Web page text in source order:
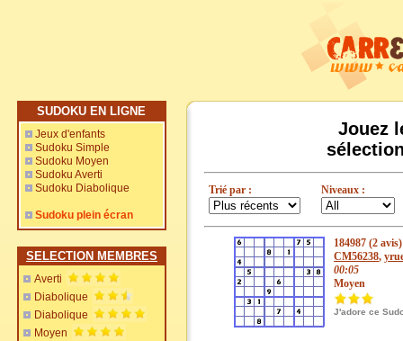
SUDOKU EN LIGNE
Jeux d'enfants
Sudoku Simple
Sudoku Moyen
Sudoku Averti
Sudoku Diabolique
Sudoku plein écran
SELECTION MEMBRES
Averti
Diabolique
Diabolique
Moyen
Jouez
Trié par : Niveaux :
184987 (2 avis)
CM56238,
00:05
Moyen
J'adore ce